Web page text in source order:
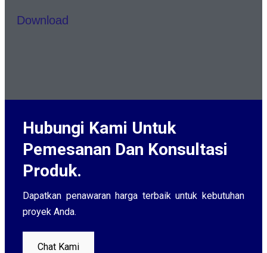
Download
Hubungi Kami Untuk
Pemesanan Dan Konsultasi
Produk.
Dapatkan penawaran harga terbaik untuk kebutuhan
proyek Anda.
Chat Kami